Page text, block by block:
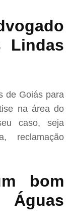
Lindas
de Goiás para
na área do
caso, seja
reclamação
bom